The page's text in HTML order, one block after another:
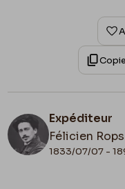
Expéditeur
Félicien Rops
1833/07/07 -